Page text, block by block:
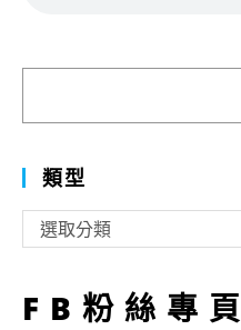
類型
型
選取分類
FB粉絲專頁